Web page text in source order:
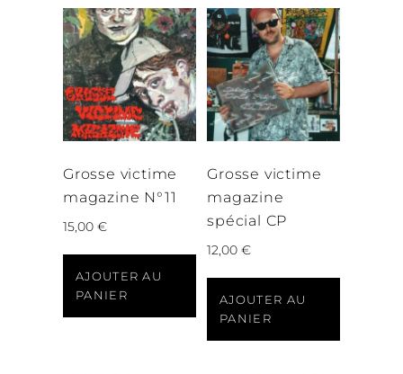
Grosse victime
magazine N°11
15,00 €
AJOUTER AU
PANIER
Grosse victime
magazine
spécial CP
12,00€
AJOUTER AU
PANIER